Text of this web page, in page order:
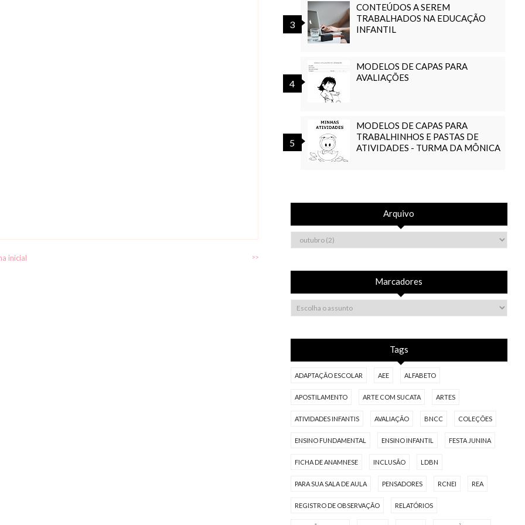
>>
inicial
CONTEÚDOS A SEREM
TRABALHADOS NA EDUCAÇÃO
INFANTIL
MODELOS DE CAPAS PARA
AVALIAÇÕES
MODELOS DE CAPAS PARA
TRABALHINHOS E PASTAS DE
ATIVIDADES - TURMA DA MÔNICA
Arquivo
Marcadores
Tags
ADAPTAÇÃO ESCOLAR AEE ALFABETO
APOSTILAMENTO ARTE COM SUCATA ARTES
ATIVIDADES INFANTIS AVALIAÇÃO BNCC COLEÇÕES
ENSINO FUNDAMENTAL ENSINO INFANTIL FESTA JUNINA
FICHA DE ANAMNESE INCLUSÃO LDBN
PARA SUA SALA DE AULA PENSADORES RCNEI REA
REGISTRO DE OBSERVAÇÃO RELATÓRIOS